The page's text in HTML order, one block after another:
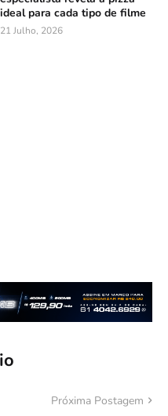
ideal para cada tipo de filme
21 Julho, 2026
Próxima Postagem